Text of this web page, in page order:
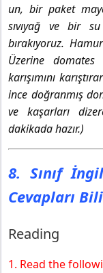
un, bir paket
sıvıyağ ve bir
bırakıyoruz.
Üzerine
karışımını
ince doğranmış
ve kaşarları
dakikada hazır.)
8. Sınıf
Cevapları
Reading
1. Read the